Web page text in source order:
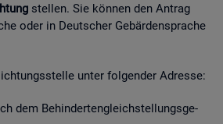
stel­len. Sie kön­nen den An­trag
oder in Deut­scher Ge­bär­den­spra­che
unter fol­gen­der Adres­se:
dem Be­hin­der­ten­gleich­stel­lungs­ge­